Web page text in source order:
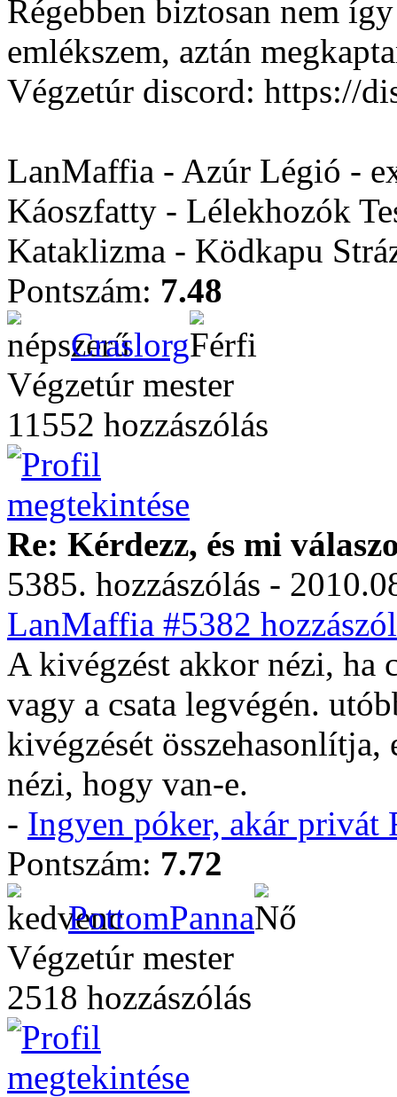
Régebben biztosan nem
emlékszem, aztán
Végzetúr discord: https://
LanMaffia - Azúr Légió -
Káoszfatty - Lélekhozók
Kataklizma - Ködkapu
Pontszám: 7.48
Craslorg
Végzetúr mester
11552 hozzászólás
Re: Kérdezz, és mi
5385. hozzászólás -
LanMaffia #5382
A kivégzést akkor nézi, ha
vagy a csata legvégén.
kivégzését összehasonlítja,
nézi, hogy van-e.
- Ingyen póker, akár privát
Pontszám: 7.72
PottomPanna
Végzetúr mester
2518 hozzászólás